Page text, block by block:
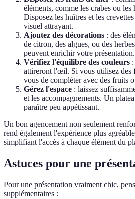
éléments, comme les crabes ou les
Disposez les huîtres et les
visuel attrayant.
Ajoutez des décorations : des
de citron, des algues, ou des
peuvent enrichir votre présentation.
Vérifiez l'équilibre des couleurs
attireront l'œil. Si vous utilisez des
vous de compléter avec des fruits
Gérez l'espace : laissez
et les accompagnements. Un
paraître peu appétissant.
Un bon agencement non seulement
rend également l'expérience plus
simplifiant l'accès à chaque élément du
Astuces pour une
Pour une présentation vraiment chic,
supplémentaires :